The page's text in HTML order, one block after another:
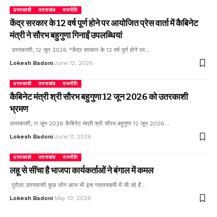
उत्तरकाशी उत्तराखंड राजनीति
केंद्र सरकार के 12 वर्ष पूर्ण होने पर आयोजित प्रेस वार्ता में कैबिनेट
मंत्री ने सौरभ बहुगुणा गिनाईं उपलब्धियां
उत्तरकाशी, 12 जून 2026 *केंद्र सरकार के 12 वर्ष पूर्ण होने पर…
Lokesh Badoni June 12, 2026
उत्तरकाशी उत्तराखंड राजनीति
कैबिनेट मंत्री श्री सौरभ बहुगुणा 12 जून 2026 को उतरकाशी
भ्रमण
उत्तरकाशी, 11 जून 2026 कैबिनेट मंत्री श्री सौरभ बहुगुणा 12 जून 2026…
Lokesh Badoni June 11, 2026
उत्तरकाशी उत्तराखंड राजनीति
लहू से सींचा है भाजपा कार्यकर्ताओं ने बंगाल में कमल
पुरोला उतरकाशी कुछ लोग आज भी इस गलतफहमी में जी रहे हैं…
Lokesh Badoni May 10, 2026